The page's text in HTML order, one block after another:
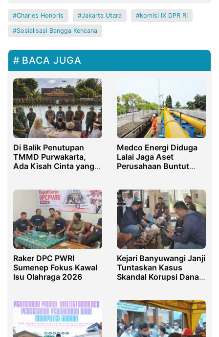
Charles Honoris Jakarta Utara komisi IX DPR RI
Sosialisasi Bangga Kencana
BACA JUGA
Di Balik Penutupan
TMMD Purwakarta,
Ada Kisah Cinta yang
Medco Energi Diduga
Lalai Jaga Aset
Perusahaan Buntut
Raker DPC PWRI
Sumenep Fokus Kawal
Isu Olahraga 2026
Kejari Banyuwangi Janji
Tuntaskan Kasus
Skandal Korupsi Dana